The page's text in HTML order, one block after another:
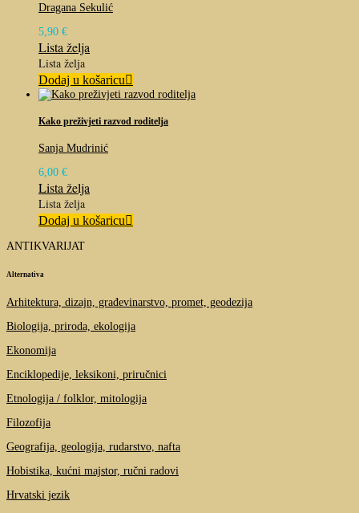
Dragana Sekulić
5,90 €
Lista želja
Lista želja
Dodaj u košaricu
Kako preživjeti razvod roditelja
Sanja Mudrinić
6,00 €
Lista želja
Lista želja
Dodaj u košaricu
ANTIKVARIJAT
Alternativa
Arhitektura, dizajn, građevinarstvo, promet, geodezija
Biologija, priroda, ekologija
Ekonomija
Enciklopedije, leksikoni, priručnici
Etnologija / folklor, mitologija
Filozofija
Geografija, geologija, rudarstvo, nafta
Hobistika, kućni majstor, ručni radovi
Hrvatski jezik